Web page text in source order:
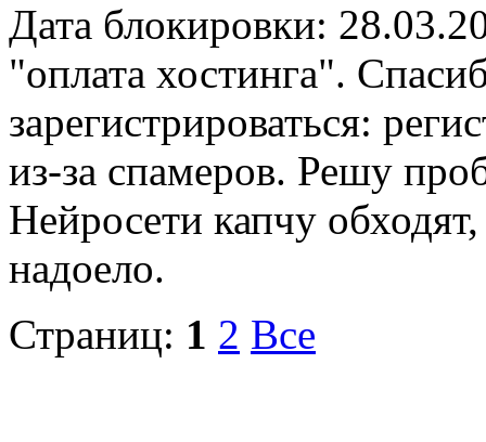
Дата блокировки:
"оплата хостинга".
зарегистрироваться:
из-за спамеров. Решу
Нейросети капчу
надоело.
Страниц: 1 2 Все